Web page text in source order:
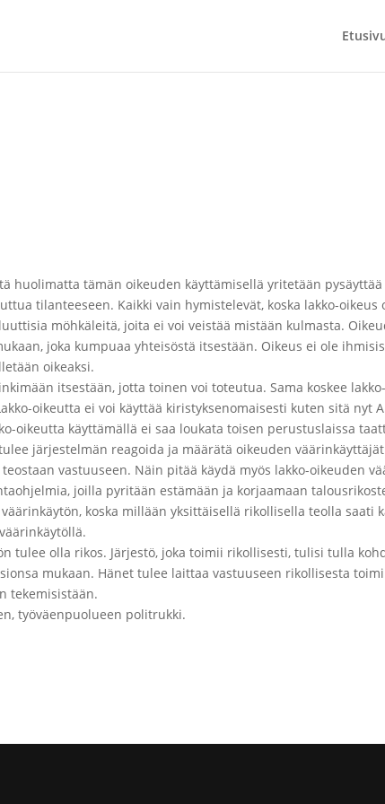
huolimatta tämän oikeuden käyttämisellä yritetään
tilanteeseen. Kaikki vain hymistelevät, koska lakko-oikeus
möhkäleitä, joita ei voi veistää mistään kulmasta.
joka kumpuaa yhteisöstä itsestään. Oikeus ei ole
oikeaksi.
itsestään, jotta toinen voi toteutua. Sama koskee
oikeutta ei voi käyttää kiristyksenomaisesti kuten sitä nyt
oikeutta käyttämällä ei saa loukata toisen perustuslaissa
järjestelmän reagoida ja määrätä oikeuden väärinkäyttäjät
vastuuseen. Näin pitää käydä myös lakko-oikeuden
joilla pyritään estämään ja korjaamaan
koska millään yksittäisellä rikollisella teolla saati
tulee olla rikos. Järjestö, joka toimii rikollisesti, tulisi tulla
mukaan. Hänet tulee laittaa vastuuseen rikollisesta
tekemisistään.
työväenpuolueen politrukki.